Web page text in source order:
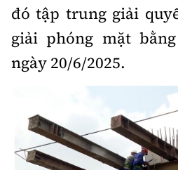
đó tập trung giải
giải phóng mặt
ngày 20/6/2025.